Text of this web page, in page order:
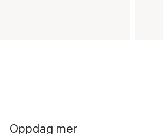
Oppdag mer